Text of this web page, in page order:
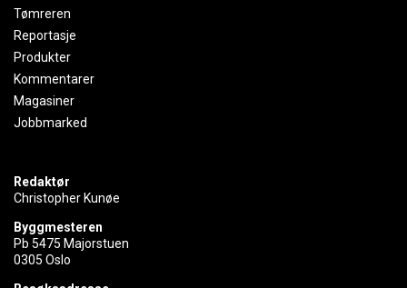
Tømreren
Reportasje
Produkter
Kommentarer
Magasiner
Jobbmarked
Redaktør
Christopher Kunøe
Byggmesteren
Pb 5475 Majorstuen
0305 Oslo